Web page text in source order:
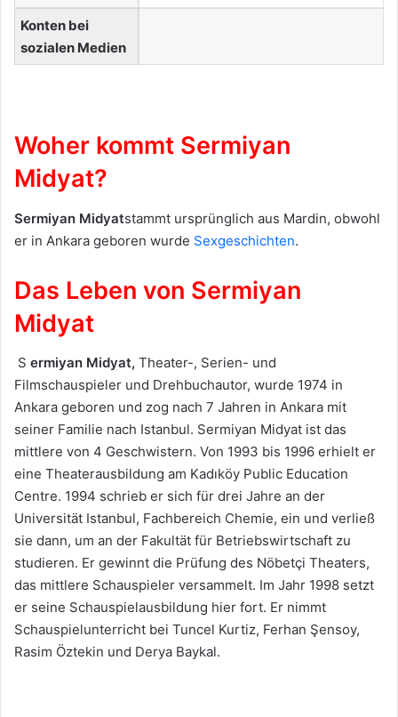
Konten bei
sozialen Medien
Woher kommt Sermiyan
Midyat?
Sermiyan Midyatstammt ursprünglich aus Mardin, obwohl
er in Ankara geboren wurde Sexgeschichten.
Das Leben von Sermiyan
Midyat
S ermiyan Midyat, Theater-, Serien- und
Filmschauspieler und Drehbuchautor, wurde 1974 in
Ankara geboren und zog nach 7 Jahren in Ankara mit
seiner Familie nach Istanbul. Sermiyan Midyat ist das
mittlere von 4 Geschwistern. Von 1993 bis 1996 erhielt er
eine Theaterausbildung am Kadıköy Public Education
Centre. 1994 schrieb er sich für drei Jahre an der
Universität Istanbul, Fachbereich Chemie, ein und verließ
sie dann, um an der Fakultät für Betriebswirtschaft zu
studieren. Er gewinnt die Prüfung des Nöbetçi Theaters,
das mittlere Schauspieler versammelt. Im Jahr 1998 setzt
er seine Schauspielausbildung hier fort. Er nimmt
Schauspielunterricht bei Tuncel Kurtiz, Ferhan Şensoy,
Rasim Öztekin und Derya Baykal.